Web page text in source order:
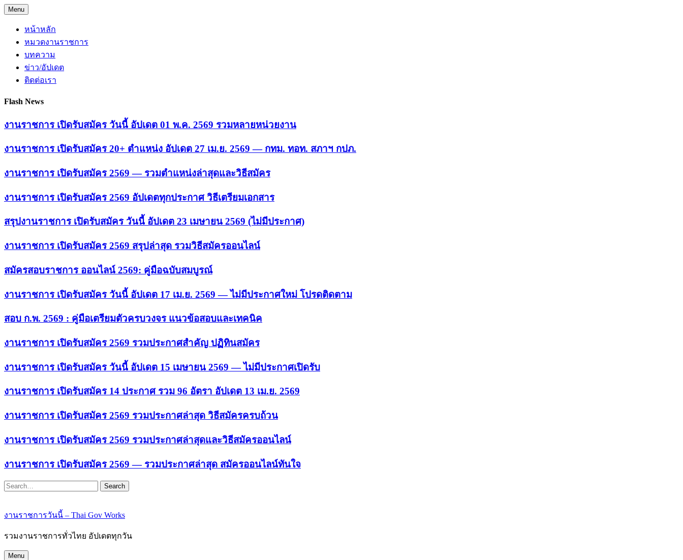
Skip
to
content
Menu
หน้าหลัก
หมวดงานราชการ
บทความ
ข่าว/อัปเดต
ติดต่อเรา
Flash News
งานราชการ เปิดรับสมัคร วันนี้ อัปเดต 01 พ.ค. 2569 รวมหลายหน่วยงาน
งานราชการ เปิดรับสมัคร 20+ ตำแหน่ง อัปเดต 27 เม.ย. 2569 — กทม. ทอท. สภาฯ กปภ.
งานราชการ เปิดรับสมัคร 2569 — รวมตำแหน่งล่าสุดและวิธีสมัคร
งานราชการ เปิดรับสมัคร 2569 อัปเดตทุกประกาศ วิธีเตรียมเอกสาร
สรุปงานราชการ เปิดรับสมัคร วันนี้ อัปเดต 23 เมษายน 2569 (ไม่มีประกาศ)
งานราชการ เปิดรับสมัคร 2569 สรุปล่าสุด รวมวิธีสมัครออนไลน์
สมัครสอบราชการ ออนไลน์ 2569: คู่มือฉบับสมบูรณ์
งานราชการ เปิดรับสมัคร วันนี้ อัปเดต 17 เม.ย. 2569 — ไม่มีประกาศใหม่ โปรดติดตาม
สอบ ก.พ. 2569 : คู่มือเตรียมตัวครบวงจร แนวข้อสอบและเทคนิค
งานราชการ เปิดรับสมัคร 2569 รวมประกาศสำคัญ ปฏิทินสมัคร
งานราชการ เปิดรับสมัคร วันนี้ อัปเดต 15 เมษายน 2569 — ไม่มีประกาศเปิดรับ
งานราชการ เปิดรับสมัคร 14 ประกาศ รวม 96 อัตรา อัปเดต 13 เม.ย. 2569
งานราชการ เปิดรับสมัคร 2569 รวมประกาศล่าสุด วิธีสมัครครบถ้วน
งานราชการ เปิดรับสมัคร 2569 รวมประกาศล่าสุดและวิธีสมัครออนไลน์
งานราชการ เปิดรับสมัคร 2569 — รวมประกาศล่าสุด สมัครออนไลน์ทันใจ
Search
งานราชการวันนี้ – Thai Gov Works
รวมงานราชการทั่วไทย อัปเดตทุกวัน
Menu